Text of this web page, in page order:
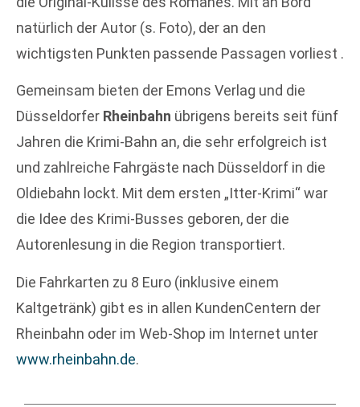
natürlich der Autor (s. Foto), der an den
wichtigsten Punkten passende Passagen vorliest .
Gemeinsam bieten der Emons Verlag und die
Düsseldorfer Rheinbahn übrigens bereits seit fünf
Jahren die Krimi-Bahn an, die sehr erfolgreich ist
und zahlreiche Fahrgäste nach Düsseldorf in die
Oldiebahn lockt. Mit dem ersten „Itter-Krimi“ war
die Idee des Krimi-Busses geboren, der die
Autorenlesung in die Region transportiert.
Die Fahrkarten zu 8 Euro (inklusive einem
Kaltgetränk) gibt es in allen KundenCentern der
Rheinbahn oder im Web-Shop im Internet unter
www.rheinbahn.de.